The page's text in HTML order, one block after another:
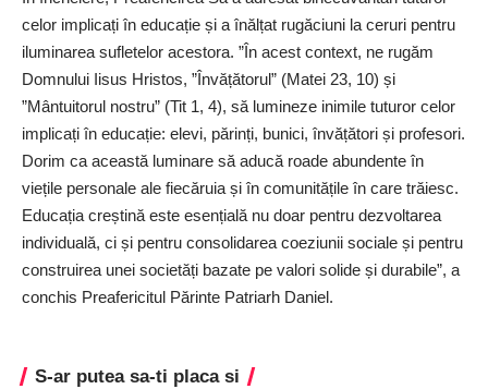
celor implicați în educație și a înălțat rugăciuni la ceruri pentru
iluminarea sufletelor acestora. ”În acest context, ne rugăm
Domnului Iisus Hristos, ”Învățătorul” (Matei 23, 10) și
”Mântuitorul nostru” (Tit 1, 4), să lumineze inimile tuturor celor
implicați în educație: elevi, părinți, bunici, învățători și profesori.
Dorim ca această luminare să aducă roade abundente în
viețile personale ale fiecăruia și în comunitățile în care trăiesc.
Educația creștină este esențială nu doar pentru dezvoltarea
individuală, ci și pentru consolidarea coeziunii sociale și pentru
construirea unei societăți bazate pe valori solide și durabile”, a
conchis Preafericitul Părinte Patriarh Daniel.
S-ar putea sa-ti placa si